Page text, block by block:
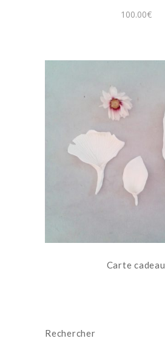
100.00€
Carte cadeau
Rechercher